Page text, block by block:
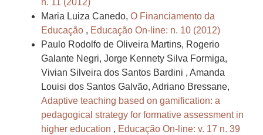
n. 11 (2012)
Maria Luiza Canedo, O Financiamento da
Educação , Educação On-line: n. 10 (2012)
Paulo Rodolfo de Oliveira Martins, Rogerio
Galante Negri, Jorge Kennety Silva Formiga,
Vivian Silveira dos Santos Bardini , Amanda
Louisi dos Santos Galvão, Adriano Bressane,
Adaptive teaching based on gamification: a
pedagogical strategy for formative assessment in
higher education , Educação On-line: v. 17 n. 39